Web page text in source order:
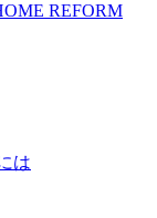
REFORM
は